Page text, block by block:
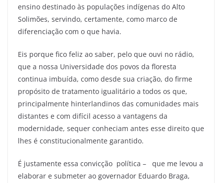
ensino destinado às populações indígenas do Alto
Solimões, servindo, certamente, como marco de
diferenciação com o que havia.
Eis porque fico feliz ao saber, pelo que ouvi no rádio,
que a nossa Universidade dos povos da floresta
continua imbuída, como desde sua criação, do firme
propósito de tratamento igualitário a todos os que,
principalmente hinterlandinos das comunidades mais
distantes e com difícil acesso a vantagens da
modernidade, sequer conheciam antes esse direito que
lhes é constitucionalmente garantido.
É justamente essa convicção política – que me levou a
elaborar e submeter ao governador Eduardo Braga,